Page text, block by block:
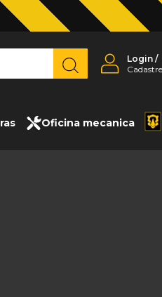
Login/
Oficina mecanica